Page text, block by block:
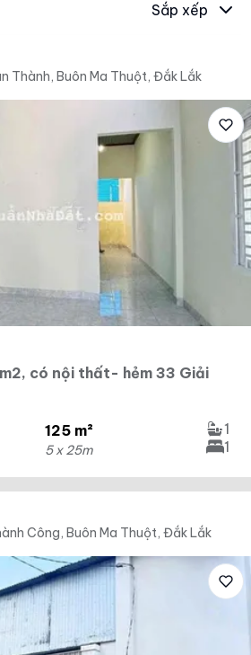
Sắp xếp
Thành, Buôn Ma Thuột, Đắk Lắk
có nội thất- hẻm 33 Giải
125 m²
5 x 25m
1
1
Công, Buôn Ma Thuột, Đắk Lắk